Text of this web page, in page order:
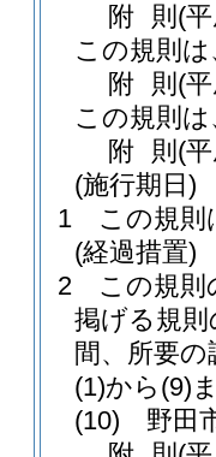
附 則 (
この規則
附 則 (
この規則
附 則 (
(施行期日)
1
この規則
(経過措置)
2
この規則
掲げる規
間、所要
(1)から(9)
(10)
野田